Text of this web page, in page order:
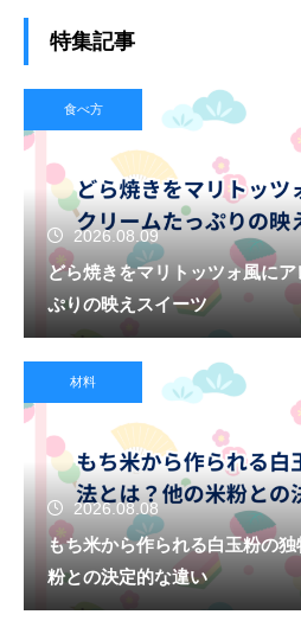
特集記事
食べ方
2026.08.09
どら焼きをマリトッツォ風に
ぷりの映えスイーツ
材料
2026.08.08
もち米から作られる白玉粉の
粉との決定的な違い